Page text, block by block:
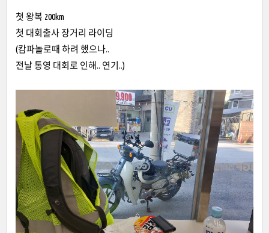
첫 왕복 200km
첫 대회출사 장거리 라이딩
(캄파놀로때 하려 했으나..
전날 통영 대회로 인해.. 연기..)